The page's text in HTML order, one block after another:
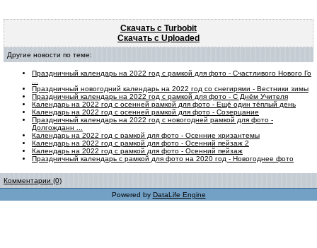
Скачать с Turbobit
Скачать с Uploaded
Другие новости по теме:
Праздничный календарь на 2022 год с рамкой для фото - Счастливого Нового Го
Праздничный новогодний календарь на 2022 год со снегирями - Вестники зимы
Праздничный календарь на 2022 год с рамкой для фото - С Днём Учителя
Календарь на 2022 год с осенней рамкой для фото - Ещё один тёплый день
Календарь на 2022 год с осенней рамкой для фото - Созерцание
Праздничный календарь на 2022 год с новогодней рамкой для фото -
Долгожданн ...
Календарь на 2022 год с рамкой для фото - Осенние хризантемы
Календарь на 2022 год с рамкой для фото - Осенний пейзаж 2
Календарь на 2022 год с рамкой для фото - Осенний пейзаж
Праздничный календарь с рамкой для фото на 2020 год - Новогоднее фото
Комментарии (0)
Powered by DataLife Engine